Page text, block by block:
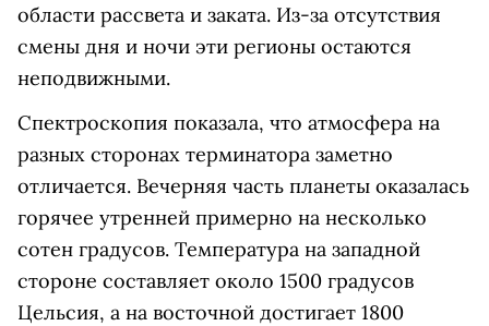
области рассвета и заката. Из-за отсутствия
смены дня и ночи эти регионы остаются
неподвижными.
Спектроскопия показала, что атмосфера на
разных сторонах терминатора заметно
отличается. Вечерняя часть планеты оказалась
горячее утренней примерно на несколько
сотен градусов. Температура на западной
стороне составляет около 1500 градусов
Цельсия, а на восточной достигает 1800